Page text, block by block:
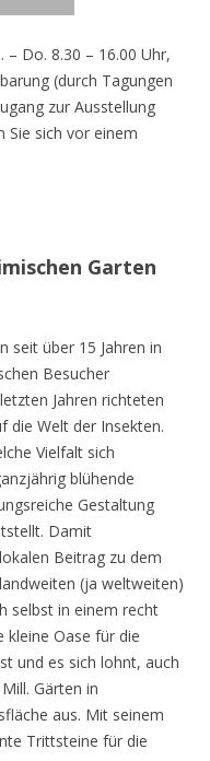
– Do. 8.30 – 16.00 Uhr,
(durch Tagungen
zur Ausstellung
sich vor einem
Garten
seit über 15 Jahren in
Besucher
Jahren richteten
die Welt der Insekten.
Vielfalt sich
blühende
Gestaltung
Damit
Beitrag zu dem
(ja weltweiten)
selbst in einem recht
kleine Oase für die
und es sich lohnt, auch
Gärten in
aus. Mit seinem
Trittsteine für die